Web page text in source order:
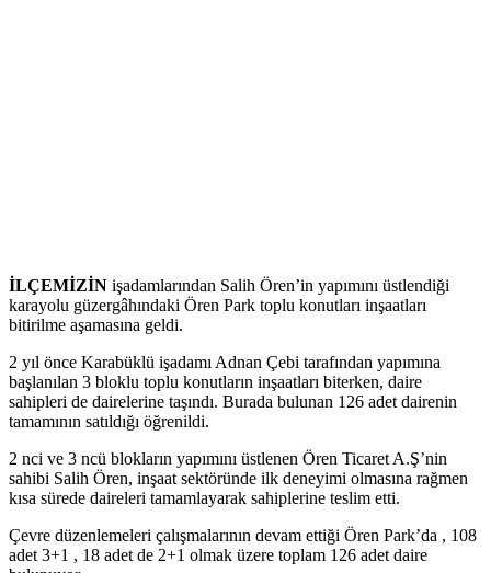
İLÇEMİZİN işadamlarından Salih Ören’in yapımını üstlendiği
karayolu güzergâhındaki Ören Park toplu konutları inşaatları
bitirilme aşamasına geldi.
2 yıl önce Karabüklü işadamı Adnan Çebi tarafından yapımına
başlanılan 3 bloklu toplu konutların inşaatları biterken, daire
sahipleri de dairelerine taşındı. Burada bulunan 126 adet dairenin
tamamının satıldığı öğrenildi.
2 nci ve 3 ncü blokların yapımını üstlenen Ören Ticaret A.Ş’nin
sahibi Salih Ören, inşaat sektöründe ilk deneyimi olmasına rağmen
kısa sürede daireleri tamamlayarak sahiplerine teslim etti.
Çevre düzenlemeleri çalışmalarının devam ettiği Ören Park’da , 108
adet 3+1 , 18 adet de 2+1 olmak üzere toplam 126 adet daire